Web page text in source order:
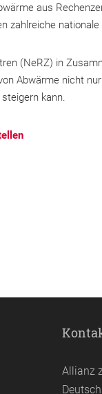
aus
zahlreiche
(NeRZ) in
Abwärme nicht
kann.
Allianz